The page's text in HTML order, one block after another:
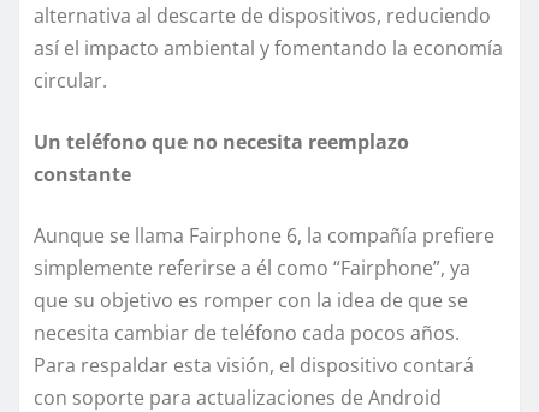
alternativa al descarte de dispositivos, reduciendo
así el impacto ambiental y fomentando la economía
circular.
Un teléfono que no necesita reemplazo
constante
Aunque se llama Fairphone 6, la compañía prefiere
simplemente referirse a él como “Fairphone”, ya
que su objetivo es romper con la idea de que se
necesita cambiar de teléfono cada pocos años.
Para respaldar esta visión, el dispositivo contará
con soporte para actualizaciones de Android